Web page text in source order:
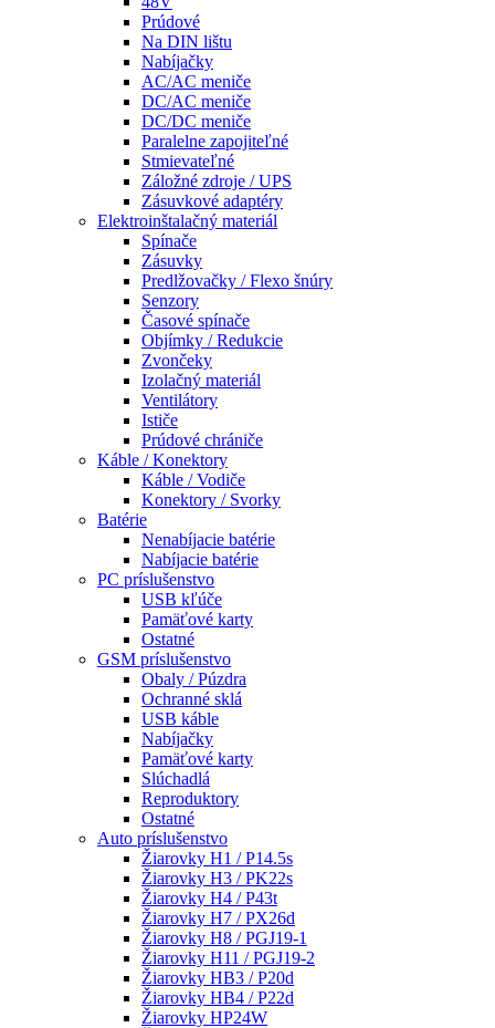
Prúdové
Na DIN lištu
Nabíjačky
AC/AC meniče
DC/AC meniče
DC/DC meniče
Paralelne zapojiteľné
Stmievateľné
Záložné zdroje / UPS
Zásuvkové adaptéry
Elektroinštalačný materiál
Spínače
Zásuvky
Predlžovačky / Flexo šnúry
Senzory
Časové spínače
Objímky / Redukcie
Zvončeky
Izolačný materiál
Ventilátory
Ističe
Prúdové chrániče
Káble / Konektory
Káble / Vodiče
Konektory / Svorky
Batérie
Nenabíjacie batérie
Nabíjacie batérie
PC príslušenstvo
USB kľúče
Pamäťové karty
Ostatné
GSM príslušenstvo
Obaly / Púzdra
Ochranné sklá
USB káble
Nabíjačky
Pamäťové karty
Slúchadlá
Reproduktory
Ostatné
Auto príslušenstvo
Žiarovky H1 / P14.5s
Žiarovky H3 / PK22s
Žiarovky H4 / P43t
Žiarovky H7 / PX26d
Žiarovky H8 / PGJ19-1
Žiarovky H11 / PGJ19-2
Žiarovky HB3 / P20d
Žiarovky HB4 / P22d
Žiarovky HP24W